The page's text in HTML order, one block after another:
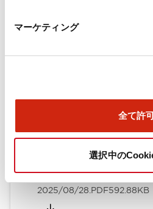
マーケティング
全て許
選択中の
カタログ CAD
ARN形モノレバースイッチ
2025/08/28.PDF1.20MB
2025/08/28.PDF592.88KB